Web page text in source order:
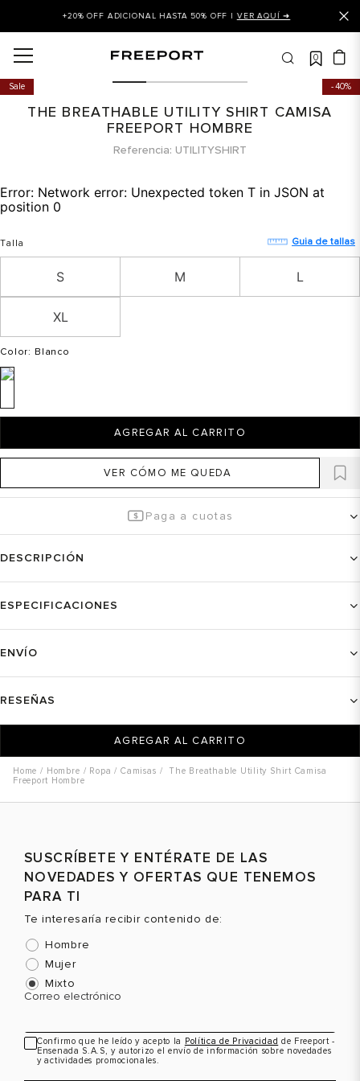
+20% OFF ADICIONAL HASTA 50% OFF | VER AQUÍ ➜
0
40%
Sale
THE BREATHABLE UTILITY SHIRT CAMISA
FREEPORT HOMBRE
Referencia UTILITYSHIRT
Error: Network error: Unexpected token T in JSON at
position 0
Talla Guia de tallas
S M L
XL
Color: Blanco
AGREGAR AL CARRITO
VER CÓMO ME QUEDA
Paga a cuotas
DESCRIPCIÓN
ESPECIFICACIONES
ENVÍO
RESEÑAS
AGREGAR AL CARRITO
Hombre Ropa Camisas
The Breathable Utility Shirt Camisa
Freeport Hombre
SUSCRÍBETE Y ENTÉRATE DE LAS
NOVEDADES Y OFERTAS QUE TENEMOS
PARA TI
Te interesaría recibir contenido de:
Hombre
Mujer
Mixto
Correo electrónico
Confirmo que he leído y acepto la Política de Privacidad de Freeport -
Ensenada S.A.S, y autorizo el envío de información sobre novedades
y actividades promocionales.
balance
puma
balance 574
mujer